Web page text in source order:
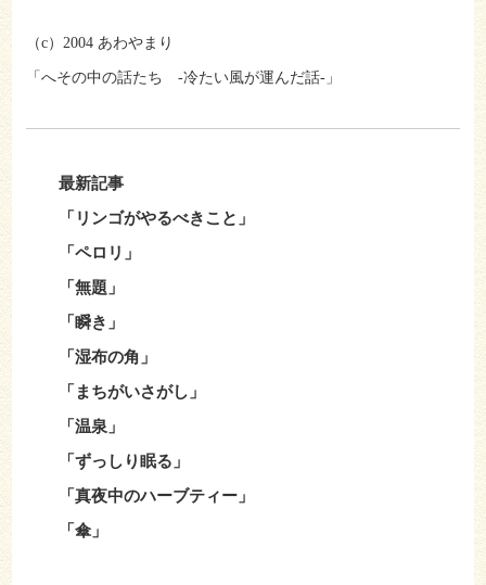
最新記事
「リンゴがやるべきこと」
「ペロリ」
「無題」
「瞬き」
「湿布の角」
「まちがいさがし」
「温泉」
「ずっしり眠る」
「真夜中のハーブティー」
「傘」
（c）2004 あわやまり
「へその中の話たち -冷たい風が運んだ話-」